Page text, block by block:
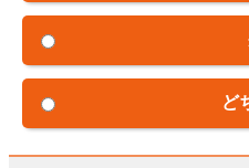
ど